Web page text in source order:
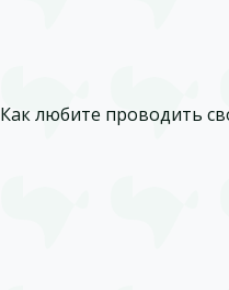
Как любите проводить